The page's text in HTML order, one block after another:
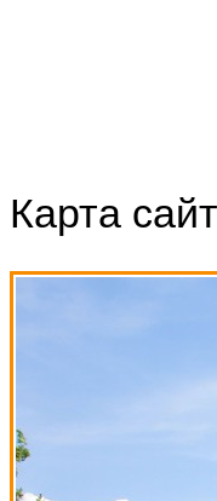
Карта